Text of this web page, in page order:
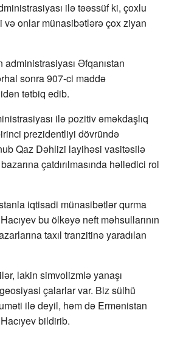
ilə təəssüf ki, çoxlu
və onlar münasibətlərə çox ziyan
administrasiyası Əfqanıstan
sonra 907-ci maddə
tətbiq edib.
ilə pozitiv əməkdaşlıq
prezidentliyi dövründə
Qaz Dəhlizi layihəsi vasitəsilə
çatdırılmasında həlledici rol
iqtisadi münasibətlər qurma
bu ölkəyə neft məhsullarının
taxıl tranzitinə yaradılan
lakin simvolizmlə yanaşı
çalarlar var. Biz sülhü
ilə deyil, həm də Ermənistan
bildirib.